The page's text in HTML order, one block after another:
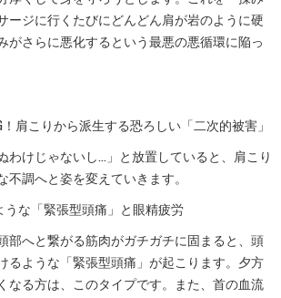
ージに行くたびにどんどん肩が岩のように硬
がさらに悪化するという最悪の悪循環に陥っ
肩こりから派生する恐ろしい「二次的被害」
わけじゃないし…」と放置していると、肩こり
不調へと姿を変えていきます。
うな「緊張型頭痛」と眼精疲労
部へと繋がる筋肉がガチガチに固まると、頭
るような「緊張型頭痛」が起こります。夕方
なる方は、このタイプです。また、首の血流